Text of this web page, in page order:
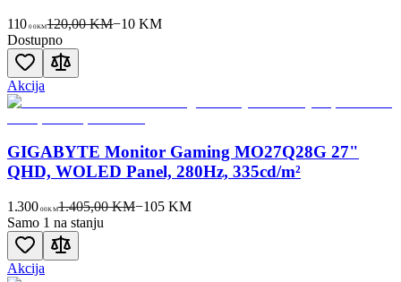
110 00KM120,00 KM−10 KM
Dostupno
Akcija
GIGABYTE Monitor Gaming MO27Q28G 27"
QHD, WOLED Panel, 280Hz, 335cd/m²
1.300 00KM1.405,00 KM−105KM
Samo 1 na stanju
Akcija